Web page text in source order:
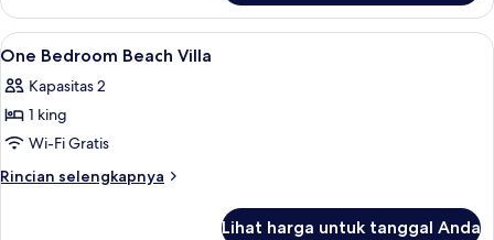
Canopy
Deluxe
Room
Lihat
semua
foto
untuk
One
Bedroom
5
One Bedroom Beach Villa
Kapasitas 2
1 king
Wi-Fi Gratis
Rincian selengkapnya
Rincian
Lihat harga untuk tanggal Anda